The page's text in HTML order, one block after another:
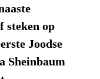
steken op
Joodse
Sheinbaum